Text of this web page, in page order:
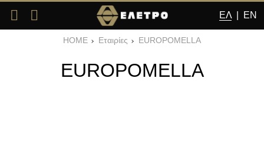
ΕΛ EN
HOME Εταιρίες EUROPOMELLA
EUROPOMELLA